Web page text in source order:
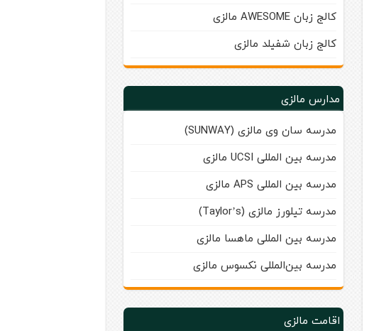
کالج زبان AWESOME مالزی
کالج زبان شفیلد مالزی
مدارس مالزی
مدرسه سان‌ وی مالزی (SUNWAY)
مدرسه بین‌ المللی UCSI مالزی
مدرسه بین‌ المللی APS مالزی
مدرسه تیلورز مالزی (Taylor’s)
مدرسه بین المللی ماهسا مالزی
مدرسه بين‌المللی نكسوس مالزی
اقامت مالزی